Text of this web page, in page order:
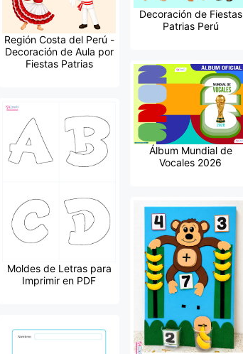
Región Costa del Perú -
Decoración de Aula por
Fiestas Patrias
Decoración de Fiestas
Patrias Perú
Álbum Mundial de
Vocales 2026
Moldes de Letras para
Imprimir en PDF